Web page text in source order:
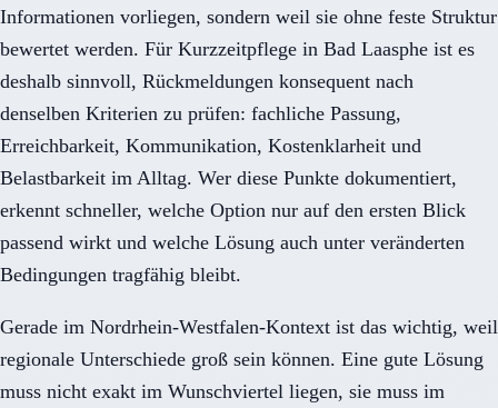
Informationen vorliegen, sondern weil sie ohne feste Struktur
bewertet werden. Für Kurzzeitpflege in Bad Laasphe ist es
deshalb sinnvoll, Rückmeldungen konsequent nach
denselben Kriterien zu prüfen: fachliche Passung,
Erreichbarkeit, Kommunikation, Kostenklarheit und
Belastbarkeit im Alltag. Wer diese Punkte dokumentiert,
erkennt schneller, welche Option nur auf den ersten Blick
passend wirkt und welche Lösung auch unter veränderten
Bedingungen tragfähig bleibt.
Gerade im Nordrhein-Westfalen-Kontext ist das wichtig, weil
regionale Unterschiede groß sein können. Eine gute Lösung
muss nicht exakt im Wunschviertel liegen, sie muss im